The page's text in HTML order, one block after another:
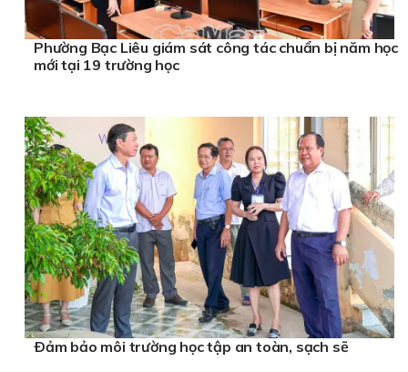
Phường Bạc Liêu giám sát công tác chuẩn bị năm học
mới tại 19 trường học
Ðảm bảo môi trường học tập an toàn, sạch sẽ